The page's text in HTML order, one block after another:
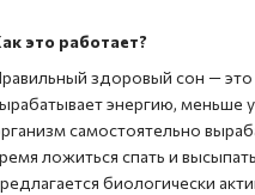
это работает?
здоровый сон — это
энергию, меньше
самостоятельно
ложиться спать и
биологически